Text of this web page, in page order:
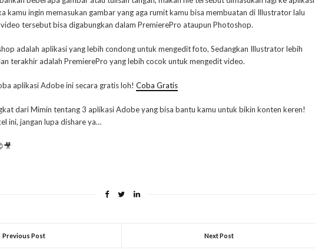
kamu ingin memasukan gambar yang aga rumit kamu bisa membuatan di Illustrator lalu
tersebut bisa digabungkan dalam PremierePro ataupun Photoshop.
adalah aplikasi yang lebih condong untuk mengedit foto, Sedangkan Illustrator lebih
terakhir adalah PremierePro yang lebih cocok untuk mengedit video.
aplikasi Adobe ini secara gratis loh! Coba Gratis
dari Mimin tentang 3 aplikasi Adobe yang bisa bantu kamu untuk bikin konten keren!
ini, jangan lupa dishare ya…
Previous Post Next Post